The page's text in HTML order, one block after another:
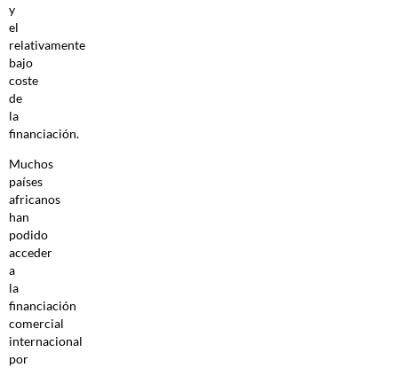
y
el
relativamente
bajo
coste
de
la
financiación.
Muchos
países
africanos
han
podido
acceder
a
la
financiación
comercial
internacional
por